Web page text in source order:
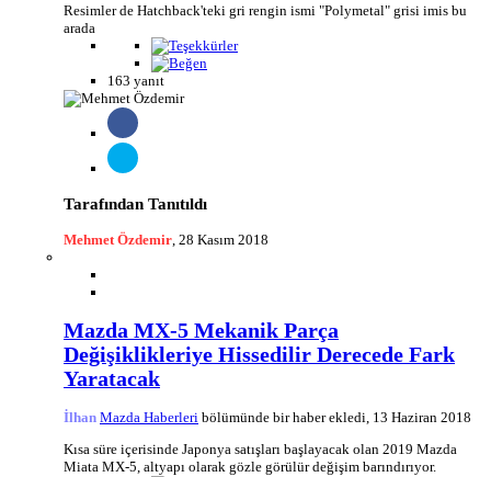
Resimler de Hatchback'teki gri rengin ismi "Polymetal" grisi imis bu
arada
163 yanıt
Tarafından Tanıtıldı
Mehmet Özdemir 28 Kasım 2018
Mazda MX-5 Mekanik Parça
Değişiklikleriye Hissedilir Derecede Fark
Yaratacak
İlhan Mazda Haberleri bölümünde bir haber ekledi, 13 Haziran 2018
Kısa süre içerisinde Japonya satışları başlayacak olan 2019 Mazda
Miata MX-5, altyapı olarak gözle görülür değişim barındırıyor.